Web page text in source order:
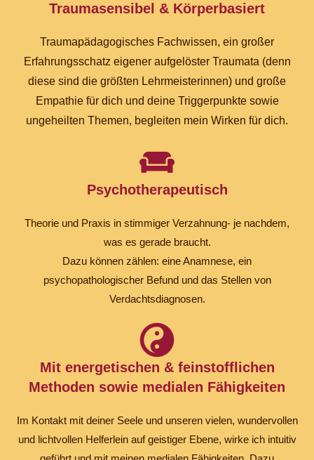
Traumasensibel & Körperbasiert
Traumapädagogisches Fachwissen, ein großer
Erfahrungsschatz eigener aufgelöster Traumata (denn
diese sind die größten Lehrmeisterinnen) und große
Empathie für dich und deine Triggerpunkte sowie
ungeheilten Themen, begleiten mein Wirken für dich.
Psychotherapeutisch
Theorie und Praxis in stimmiger Verzahnung- je nachdem,
was es gerade braucht.
Dazu können zählen: eine Anamnese, ein
psychopathologischer Befund und das Stellen von
Verdachtsdiagnosen.
Mit energetischen & feinstofflichen
Methoden sowie medialen Fähigkeiten
Im Kontakt mit deiner Seele und unseren vielen, wundervollen
und lichtvollen Helferlein auf geistiger Ebene, wirke ich intuitiv